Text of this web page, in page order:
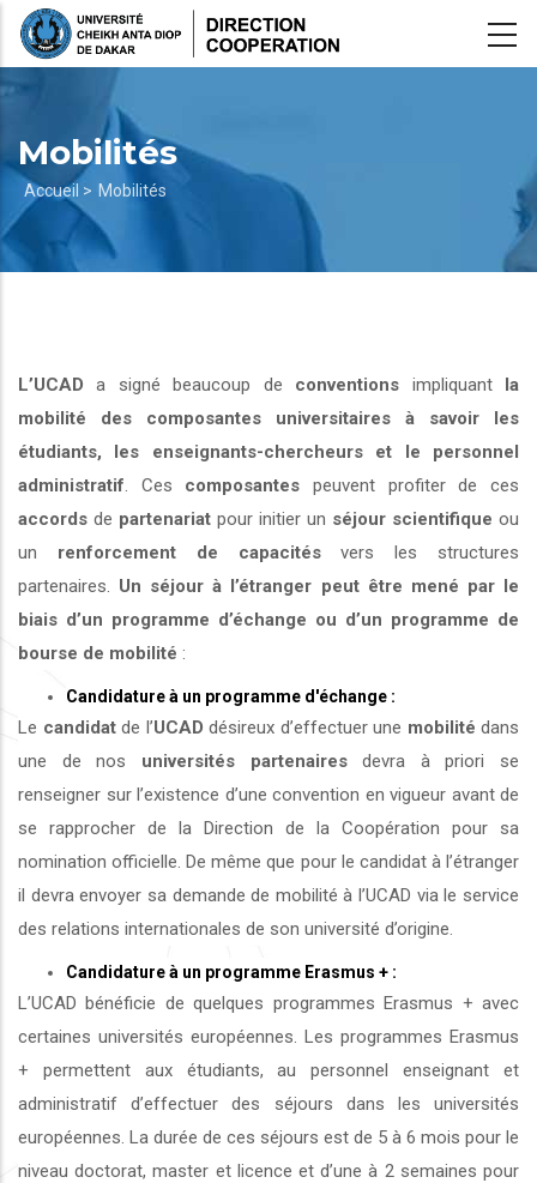
Aller
Mobilités
Fil
d'Ariane
Accueil > Mobilités
L’UCAD a signé beaucoup de conventions impliquant la
mobilité des composantes universitaires à savoir les
étudiants, les enseignants-chercheurs et le personnel
administratif . Ces composantes peuvent profiter de ces
accords de partenariat pour initier un séjour scientifique ou
un renforcement de capacitésvers les structures
partenaires. Un séjour à l’étranger peut être mené par le
biais d’un programme d’échange ou d’un programme de
bourse de mobilité :
Candidature à un programme d'échange :
Le candidatde l’UCAD désireux d’effectuer une mobilité dans
une de nos universités partenairesdevra à priori se
renseigner sur l’existence d’une convention en vigueur avant de
se rapprocher de la Direction de la Coopération pour sa
nomination officielle. De même que pour le candidat à l’étranger
il devra envoyer sa demande de mobilité à l’UCAD via le service
des relations internationales de son université d’origine.
Candidature à un programme Erasmus + :
L’UCAD bénéficie de quelques programmes Erasmus + avec
certaines universités européennes. Les programmes Erasmus
+ permettent aux étudiants, au personnel enseignant et
administratif d’effectuer des séjours dans les universités
européennes. La durée de ces séjours est de 5 à 6 mois pour le
niveau doctorat, master et licence et d’une à 2 semaines pour